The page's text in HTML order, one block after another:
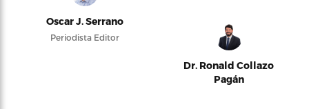
Oscar J. Serrano
Periodista Editor
Dr. Ronald Collazo
Pagán